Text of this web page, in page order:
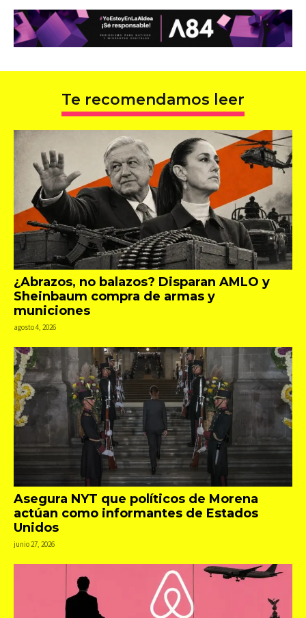
Te recomendamos leer
¿Abrazos, no balazos? Disparan AMLO y
Sheinbaum compra de armas y
municiones
agosto 4, 2026
Asegura NYT que políticos de Morena
actúan como informantes de Estados
Unidos
junio 27, 2026